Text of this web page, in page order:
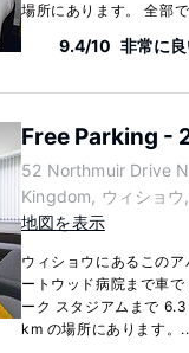
場所にあります。 全部
9.4/10 非常に
Free Parking -
52 Northmuir Drive
Kingdom, ウィショ
地図を表示
ウィショウにあるこの
ートウッド病院まで車
ーク スタジアムまで
km の場所にあります。